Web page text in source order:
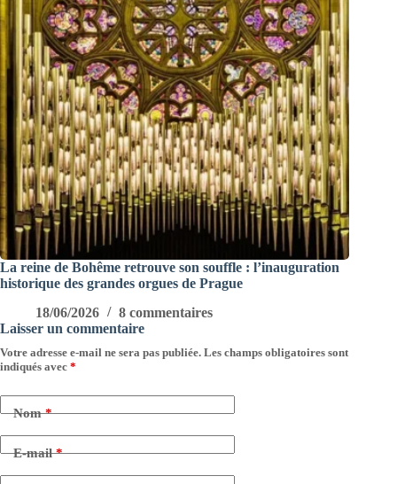
La reine de Bohême retrouve son souffle : l’inauguration
historique des grandes orgues de Prague
18/06/2026
8 commentaires
Laisser un commentaire
Votre adresse e-mail ne sera pas publiée. Les champs obligatoires sont
indiqués avec *
Nom*
E-mail*